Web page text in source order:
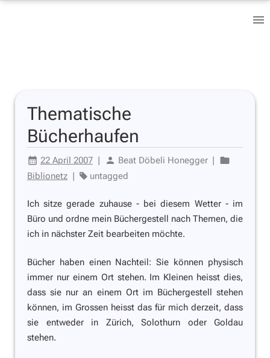
Thematische
Bücherhaufen
22 April 2007 | Beat Döbeli Honegger |
Biblionetz | untagged
Ich sitze gerade zuhause - bei diesem Wetter- im
Büro und ordne mein Büchergestell nach Themen, die
ich in nächster Zeit bearbeiten möchte.
Bücher haben einen Nachteil: Sie können physisch
immer nur einem Ort stehen. Im Kleinen heisst dies,
dass sie nur an einem Ort im Büchergestell stehen
können, im Grossen heisst das für mich derzeit, dass
sie entweder in Zürich, Solothurn oder Goldau
stehen.